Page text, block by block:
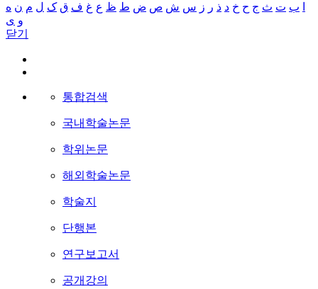
ب ت ث ج ح خ د ذ ر ز س ش ص ض ط ظ ع غ ف ق ک ل م ن ه
و ی
닫기
통합검색
국내학술논문
학위논문
해외학술논문
학술지
단행본
연구보고서
공개강의